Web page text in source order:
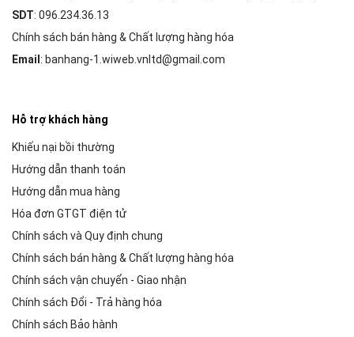
SDT: 096.234.36.13
Chính sách bán hàng & Chất lượng hàng hóa
Email: banhang-1.wiweb.vnltd@gmail.com
Hỗ trợ khách hàng
Khiếu nại bồi thường
Hướng dẫn thanh toán
Hướng dẫn mua hàng
Hóa đơn GTGT điện tử
Chính sách và Quy định chung
Chính sách bán hàng & Chất lượng hàng hóa
Chính sách vận chuyển - Giao nhận
Chính sách Đổi - Trả hàng hóa
Chính sách Bảo hành